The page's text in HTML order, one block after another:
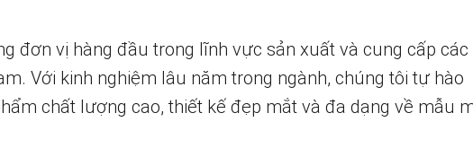
đơn vị hàng đầu trong lĩnh vực sản xuất và cung cấp các
Với kinh nghiệm lâu năm trong ngành, chúng tôi tự hào
chất lượng cao, thiết kế đẹp mắt và đa dạng về mẫu